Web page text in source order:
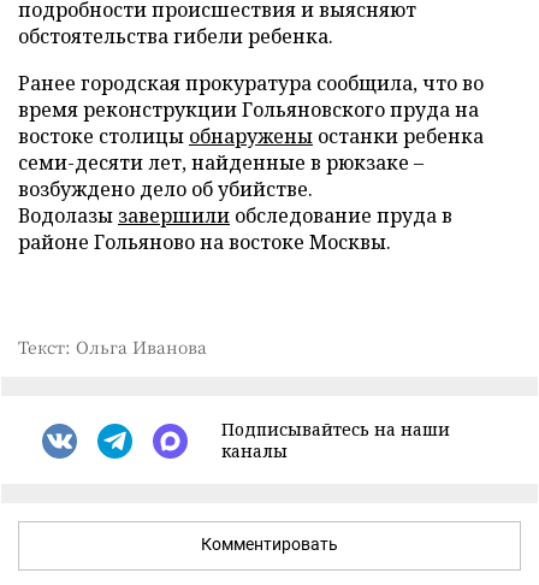
подробности происшествия и выясняют
обстоятельства гибели ребенка.
Ранее городская прокуратура сообщила, что во
время реконструкции Гольяновского пруда на
востоке столицы обнаружены останки ребенка
семи-десяти лет, найденные в рюкзаке –
возбуждено дело об убийстве.
Водолазы завершили обследование пруда в
районе Гольяново на востоке Москвы.
Текст: Ольга Иванова
Подписывайтесь на наши
каналы
Комментировать